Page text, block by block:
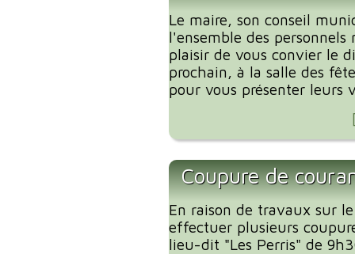
Le maire, son conseil
l'ensemble des
plaisir de vous convier le
prochain, à la salle des
pour vous présenter leurs
Coupure de
En raison de travaux sur
effectuer plusieurs
lieu-dit "Les Perris" de